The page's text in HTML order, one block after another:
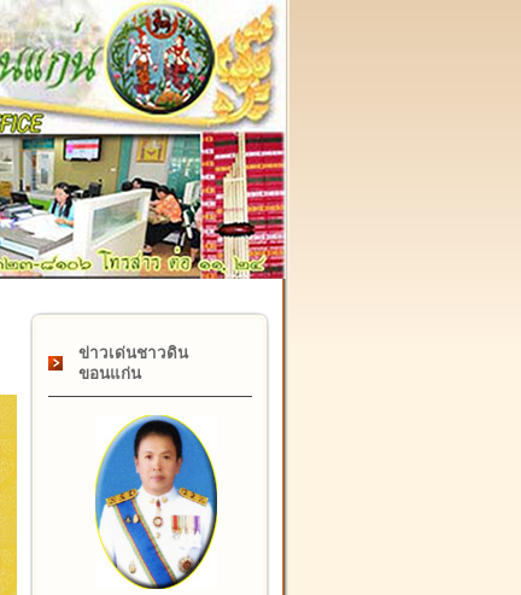
๑๗ กุมภาพันธ์ "วันคล้ายวันสถาปนากรมที่ดิน" ครบรอบ ๑๒๒
ข่าวเด่นชาวดิน
ขอนแก่น